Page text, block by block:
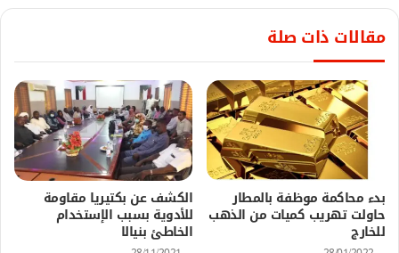
مقالات ذات صلة
بدء محاكمة موظفة بالمطار
حاولت تهريب كميات من الذهب
للخارج
الكشف عن بكتيريا مقاومة
للأدوية بسبب الإستخدام
الخاطئ بنيالا